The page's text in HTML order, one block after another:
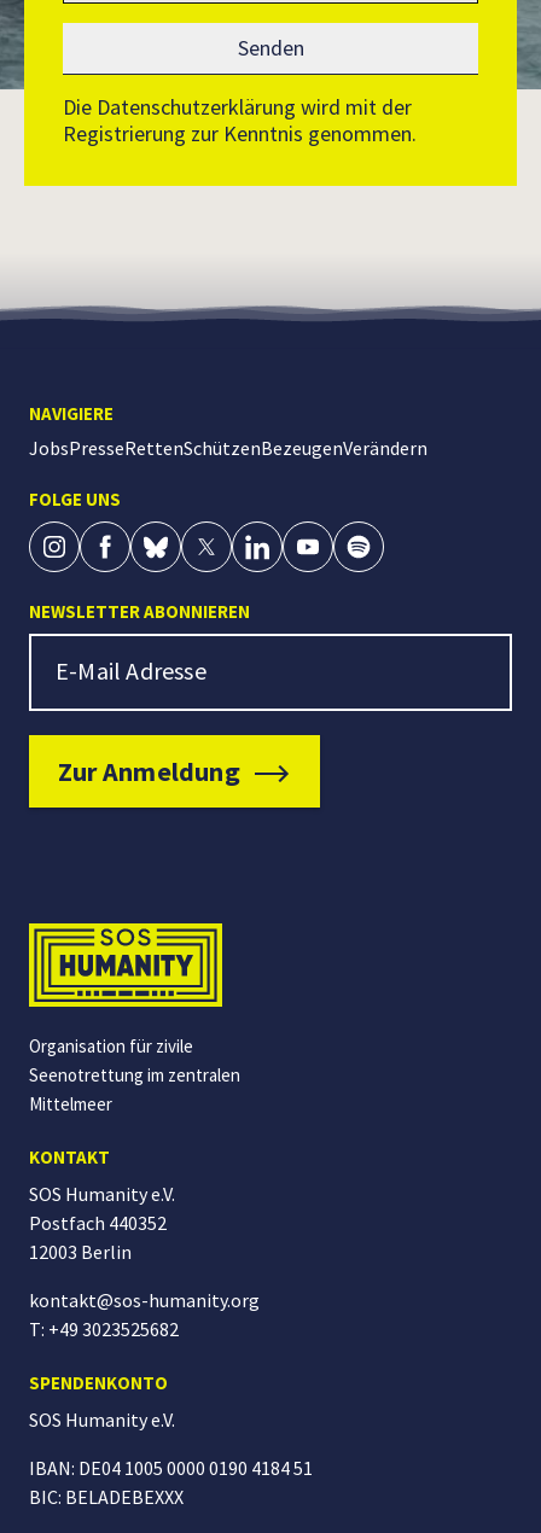
Die Datenschutzerklärung wird mit der
Registrierung zur Kenntnis genommen.
NAVIGIERE
JobsPresseRettenSchützenBezeugenVerändern
FOLGE UNS
NEWSLETTER ABONNIEREN
Newsletter Signup
E-Mail Adresse
Zur Anmeldung
Organisation für zivile
Seenotrettung im zentralen
Mittelmeer
KONTAKT
SOS Humanity e.V.
Postfach 440352
12003 Berlin
kontakt@sos-humanity.org
T: +49 3023525682
SPENDENKONTO
SOS Humanitye.V.
IBAN: DE04 1005 0000 0190 4184 51
BIC: BELADEBEXXX